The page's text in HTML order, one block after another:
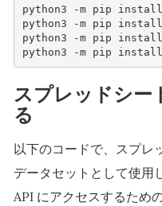
python3 -m pip
python3 -m pip
python3 -m pip
python3 -m pip
スプレッドシー
る
以下のコードで、スプレ
データセットとして使用
API にアクセスするため